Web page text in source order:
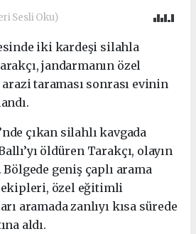
Sesli Oku)
iki kardeşi silahla
jandarmanın özel
taraması sonrası evinin
çıkan silahlı kavgada
öldüren Tarakçı, olayın
Bölgede geniş çaplı arama
ekipleri, özel eğitimli
aramada zanlıyı kısa sürede
aldı.